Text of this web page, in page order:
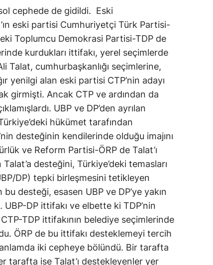
cephede de gidildi. Eski
eski partisi Cumhuriyetçi Türk Partisi-
Toplumcu Demokrasi Partisi-TDP de
kurdukları ittifakı, yerel seçimlerde
Talat, cumhurbaşkanlığı seçimlerine,
yenilgi alan eski partisi CTP’nin adayı
girmişti. Ancak CTP ve ardından da
UBP ve DP’den ayrılan
hükümet tarafından
desteğinin kendilerinde olduğu imajını
ve Reform Partisi-ÖRP de Talat’ı
desteğini, Türkiye’deki temasları
DP) tepki birleşmesini tetikleyen
desteği, esasen UBP ve DP’ye yakın
DP ittifakı ve elbette ki TDP’nin
TDP ittifakının belediye seçimlerinde
ÖRP de bu ittifakı desteklemeyi tercih
iki cepheye bölündü. Bir tarafta
tarafta ise Talat’ı destekleyenler yer